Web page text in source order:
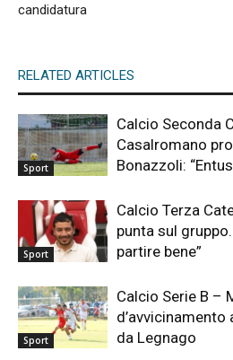
candidatura
RELATED ARTICLES
Sport
Calcio Seconda
Casalromano
Bonazzoli:
Sport
Calcio Terza
punta sul
partire bene”
Sport
Calcio Serie B –
da Legnago